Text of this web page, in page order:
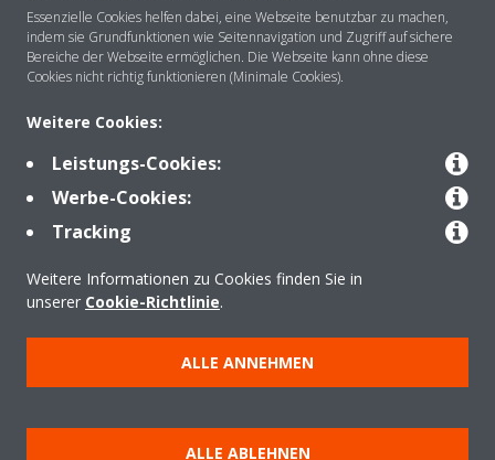
Über DAIKIN
Anwendungsbereiche
Produkte
Copyright © Daikin
Unternehmensethik
Data Act
Essenzielle Cookies helfen dabei, eine Webseite benutzbar zu machen,
indem sie Grundfunktionen wie Seitennavigation und Zugriff auf sichere
Bereiche der Webseite ermöglichen. Die Webseite kann ohne diese
Cookies nicht richtig funktionieren (Minimale Cookies).
Weitere Cookies:
Leistungs-Cookies:
Werbe-Cookies:
Tracking
Weitere Informationen zu Cookies finden Sie in
unserer Cookie-Richtlinie.
ALLE ANNEHMEN
ALLE ABLEHNEN